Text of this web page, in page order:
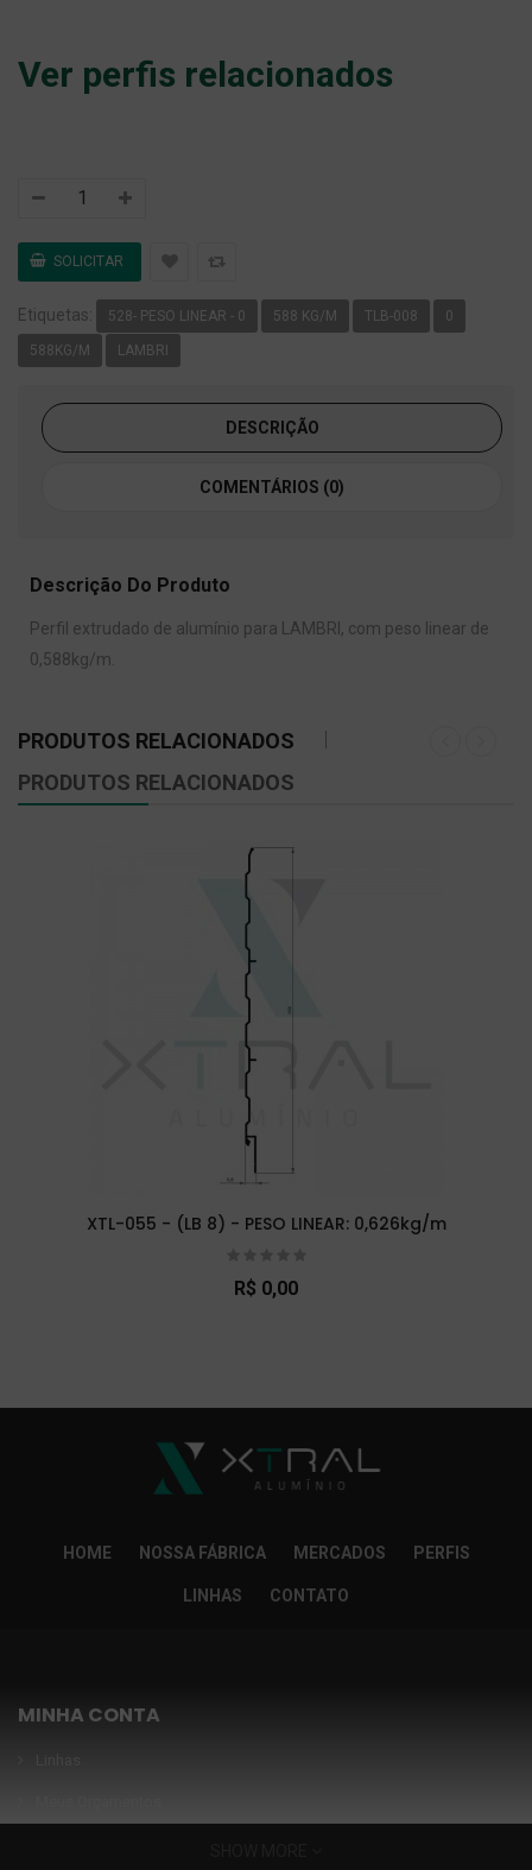
Ver perfis relacionados
Etiquetas: 528- PESO LINEAR - 0 588 KG/M TLB-008 0
588KG/M LAMBRI
DESCRIÇÃO
COMENTÁRIOS (0)
Descrição Do Produto
Perfil extrudado de alumínio para LAMBRI, com peso linear de
0,588kg/m.
PRODUTOS RELACIONADOS
PRODUTOS RELACIONADOS
XTL-055 - (LB 8) - PESO LINEAR: 0,626kg/m
R$ 0,00
HOME NOSSA FÁBRICA MERCADOS PERFIS
LINHAS CONTATO
MINHA CONTA